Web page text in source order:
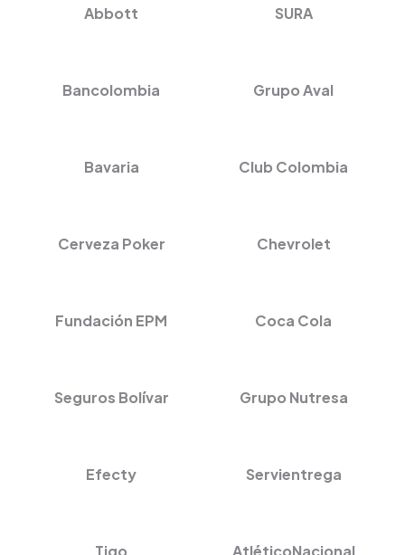
Abbott SURA
Bancolombia Grupo Aval
Bavaria Club Colombia
Cerveza Poker Chevrolet
Fundación EPM Coca Cola
Seguros Bolívar Grupo Nutresa
Efecty Servientrega
Tigo AtléticoNacional